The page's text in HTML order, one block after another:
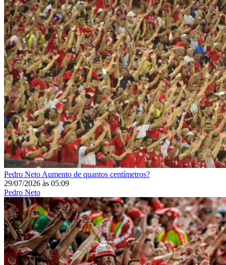
Pedro Neto Aumento de quantos centímetros?
29/07/2026 às 05:09
Pedro Neto